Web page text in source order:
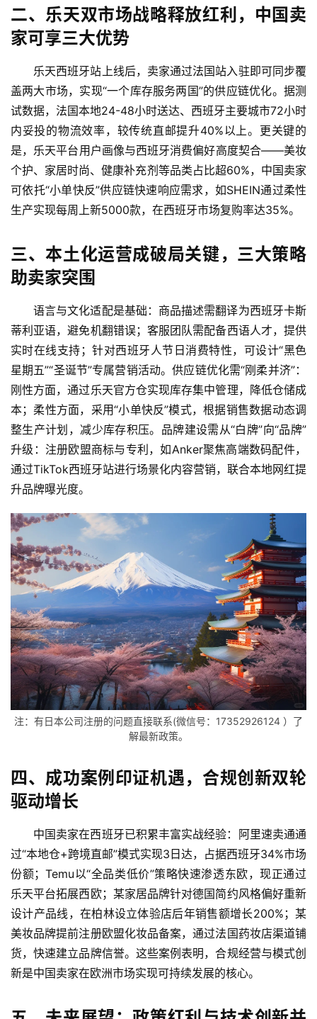
主
页
跨
境
资
讯
二、乐天双市场战略释放红利，中国卖
家可享三大优势
乐天西班牙站上线后，卖家通过法国站入驻即可同步覆
盖两大市场，实现“一个库存服务两国”的供应链优化。据测
试数据，法国本地24-48小时送达、西班牙主要城市72小时
内妥投的物流效率，较传统直邮提升40%以上。更关键的
是，乐天平台用户画像与西班牙消费偏好高度契合——美妆
个护、家居时尚、健康补充剂等品类占比超60%，中国卖家
可依托“小单快反”供应链快速响应需求，如SHEIN通过柔性
生产实现每周上新5000款，在西班牙市场复购率达35%。
三、本土化运营成破局关键，三大策略
助卖家突围
语言与文化适配是基础：商品描述需翻译为西班牙卡斯
蒂利亚语，避免机翻错误；客服团队需配备西语人才，提供
实时在线支持；针对西班牙人节日消费特性，可设计“黑色
星期五”“圣诞节”专属营销活动。供应链优化需“刚柔并济”：
刚性方面，通过乐天官方仓实现库存集中管理，降低仓储成
本；柔性方面，采用“小单快反”模式，根据销售数据动态调
整生产计划，减少库存积压。品牌建设需从“白牌”向“品牌”
升级：注册欧盟商标与专利，如Anker聚焦高端数码配件，
通过TikTok西班牙站进行场景化内容营销，联合本地网红提
升品牌曝光度。
注：有日本公司注册的问题直接联系(微信号：17352926124 ）了
解最新政策。
四、成功案例印证机遇，合规创新双轮
驱动增长
中国卖家在西班牙已积累丰富实战经验：阿里速卖通通
过“本地仓+跨境直邮”模式实现3日达，占据西班牙34%市场
份额；Temu以“全品类低价”策略快速渗透东欧，现正通过
乐天平台拓展西欧；某家居品牌针对德国简约风格偏好重新
设计产品线，在柏林设立体验店后年销售额增长200%；某
美妆品牌提前注册欧盟化妆品备案，通过法国药妆店渠道铺
货，快速建立品牌信誉。这些案例表明，合规经营与模式创
新是中国卖家在欧洲市场实现可持续发展的核心。